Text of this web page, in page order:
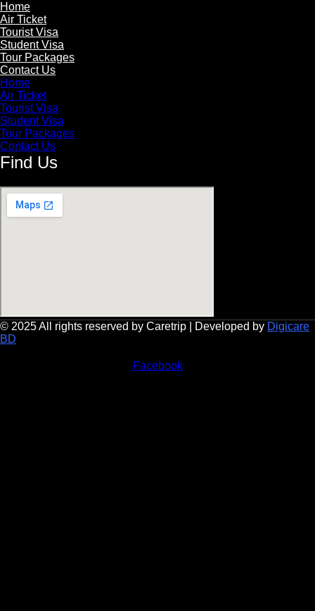
Home
Air Ticket
Tourist Visa
Student Visa
Tour Packages
Contact Us
Home
Air Ticket
Tourist Visa
Student Visa
Tour Packages
Contact Us
Find Us
© 2025 All rights reserved by Caretrip | Developed by Digicare
BD
Facebook